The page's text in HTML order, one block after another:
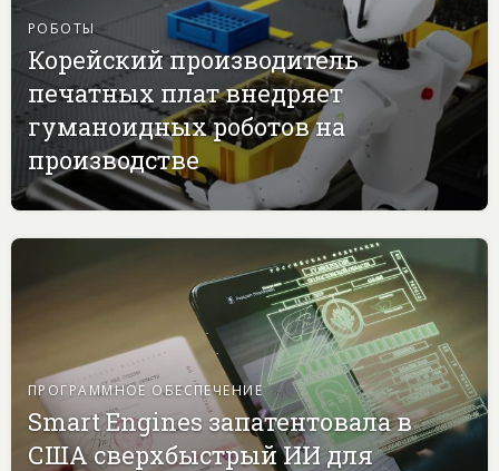
РОБОТЫ
Корейский производитель
печатных плат внедряет
гуманоидных роботов на
производстве
ПРОГРАММНОЕ ОБЕСПЕЧЕНИЕ
Smart Engines запатентовала в
США сверхбыстрый ИИ для